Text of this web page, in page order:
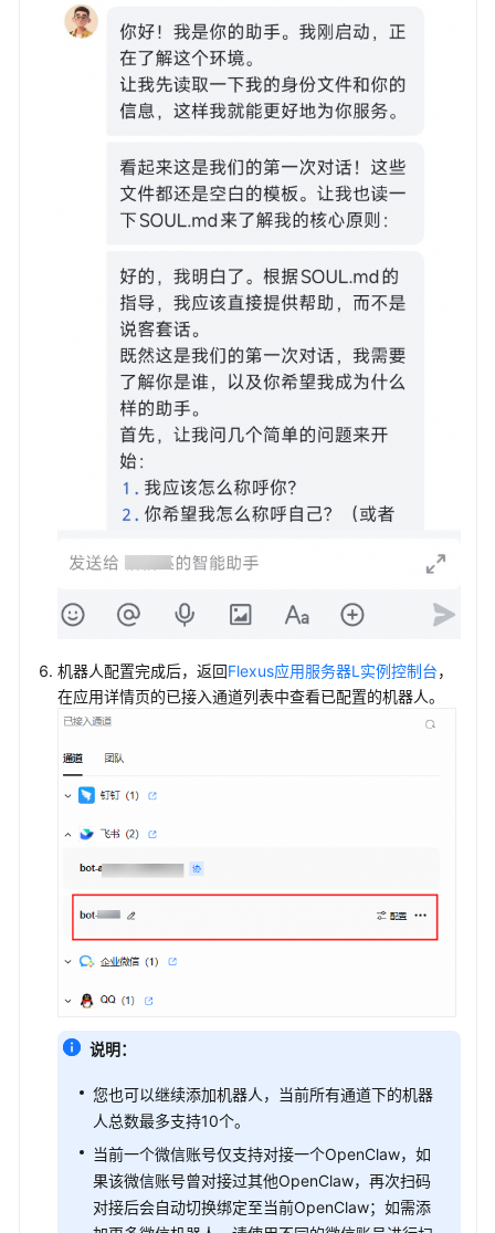
机器人配置完成后，返回Flexus应用服务器L实例控制台，
在应用详情页的已接入通道列表中查看已配置的机器人。
说明：
您也可以继续添加机器人，当前所有通道下的机器
人总数最多支持10个。
当前一个微信账号仅支持对接一个OpenClaw，如
果该微信账号曾对接过其他OpenClaw，再次扫码
对接后会自动切换绑定至当前OpenClaw；如需添